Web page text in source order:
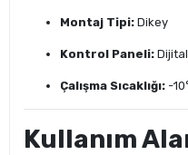
Montaj Tipi: Dikey
Kontrol Paneli:
Çalışma Sıcaklığı: -
Kullanım